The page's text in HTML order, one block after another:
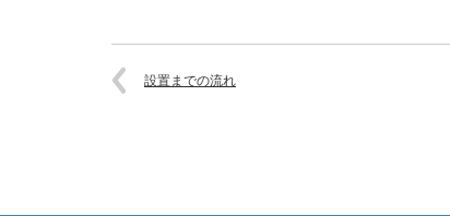
設置までの流れ